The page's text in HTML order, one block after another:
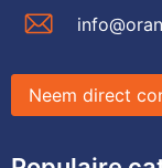
Neem direct